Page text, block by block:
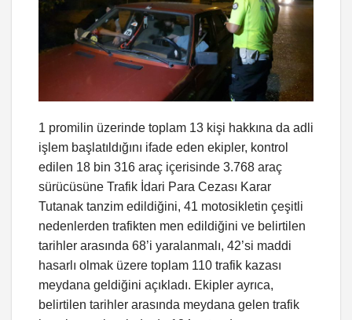
1 promilin üzerinde toplam 13 kişi hakkına da adli
işlem başlatıldığını ifade eden ekipler, kontrol
edilen 18 bin 316 araç içerisinde 3.768 araç
sürücüsüne Trafik İdari Para Cezası Karar
Tutanak tanzim edildiğini, 41 motosikletin çeşitli
nedenlerden trafikten men edildiğini ve belirtilen
tarihler arasında 68’i yaralanmalı, 42’si maddi
hasarlı olmak üzere toplam 110 trafik kazası
meydana geldiğini açıkladı. Ekipler ayrıca,
belirtilen tarihler arasında meydana gelen trafik